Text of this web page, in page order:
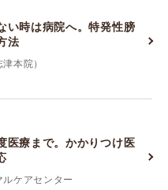
い時は病院へ。特発性膀
法
本院）
医療まで。かかりつけ医
ケアセンター